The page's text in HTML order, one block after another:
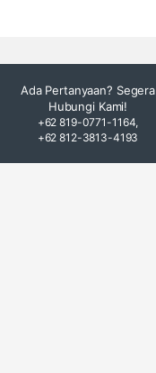
Ada Pertanyaan? Segera
Hubungi Kami!
+62 819-0771-1164,
+62 812-3813-4193